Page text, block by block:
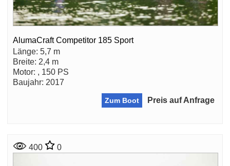
AlumaCraft Competitor 185 Sport
Länge: 5,7 m
Breite: 2,4 m
Motor: , 150 PS
Baujahr: 2017
Zum Boot Preis auf Anfrage
400 0